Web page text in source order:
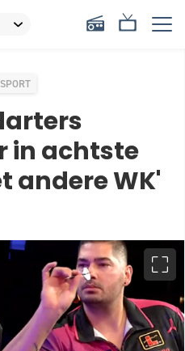
SPORT
in achtste
andere WK'